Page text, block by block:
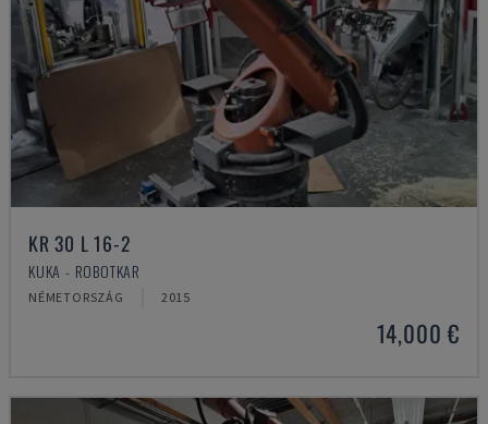
KR 30 L 16-2
KUKA - ROBOTKAR
NÉMETORSZÁG 2015
14,000 €